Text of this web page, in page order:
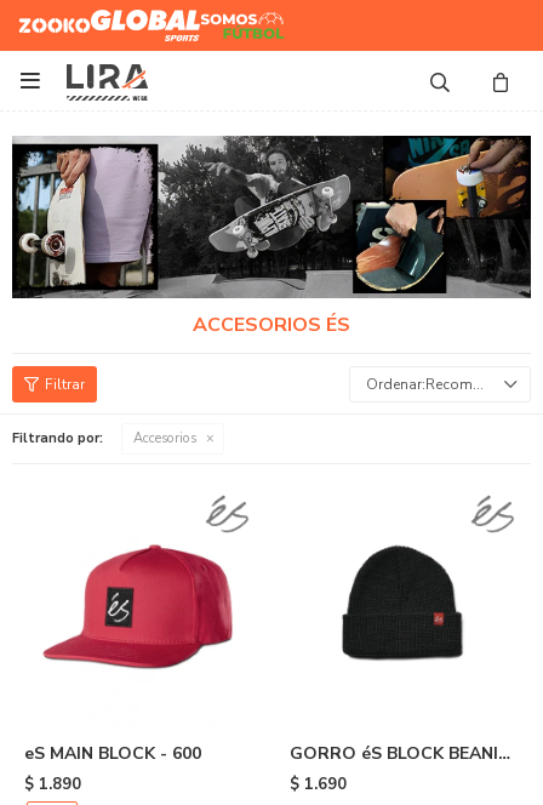
Zooko Global Sports
Somos
Futbol

ACCESORIOS ÉS
Recomendados
Filtrando por: Accesorios
eS MAIN BLOCK - 600
$ 1.890
GORRO éS BLOCK BEANIE
- Black
$ 1.690